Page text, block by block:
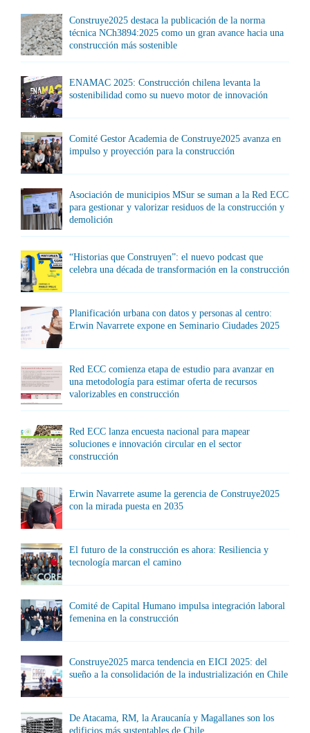
Construye2025 destaca la publicación de la norma
técnica NCh3894:2025 como un gran avance hacia una
construcción más sostenible
ENAMAC 2025: Construcción chilena levanta la
sostenibilidad como su nuevo motor de innovación
Comité Gestor Academia de Construye2025 avanza en
impulso y proyección para la construcción
Asociación de municipios MSur se suman a la Red ECC
para gestionar y valorizar residuos de la construcción y
demolición
“Historias que Construyen”: el nuevo podcast que
celebra una década de transformación en la construcción
Planificación urbana con datos y personas al centro:
Erwin Navarrete expone en Seminario Ciudades 2025
Red ECC comienza etapa de estudio para avanzar en
una metodología para estimar oferta de recursos
valorizables en construcción
Red ECC lanza encuesta nacional para mapear
soluciones e innovación circular en el sector
construcción
Erwin Navarrete asume la gerencia de Construye2025
con la mirada puesta en 2035
El futuro de la construcción es ahora: Resiliencia y
tecnología marcan el camino
Comité de Capital Humano impulsa integración laboral
femenina en la construcción
Construye2025 marca tendencia en EICI 2025: del
sueño a la consolidación de la industrialización en Chile
De Atacama, RM, la Araucanía y Magallanes son los
edificios más sustentables de Chile